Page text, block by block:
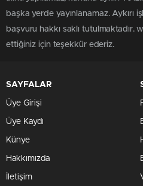
başka yerde yayınlanamaz. Aykırı
başvuru hakkı saklı
ettiğiniz için teşekkür ederiz.
SAYFALAR
Üye Girişi
Üye Kaydı
Künye
Hakkımızda
İletişim